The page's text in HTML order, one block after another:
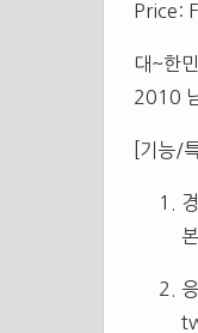
Price:
대~한
2010
[기능/